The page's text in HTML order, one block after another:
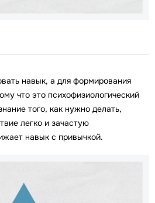
навык, а для формирования
что это психофизиологический
того, как нужно делать,
легко и зачастую
навык с привычкой.